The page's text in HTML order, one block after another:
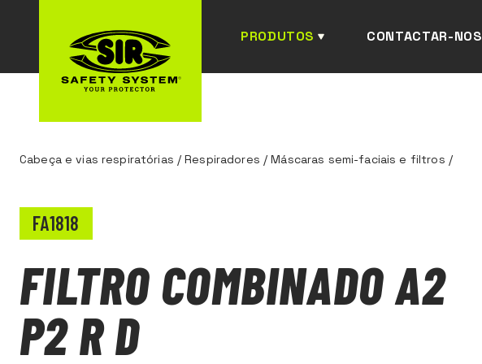
PRODUTOS CONTACTAR-NOS
Cabeça e vias respiratórias /Respiradores /Máscaras semi-faciais e filtros /
FA1818
FILTRO COMBINADO A2
P2 R D